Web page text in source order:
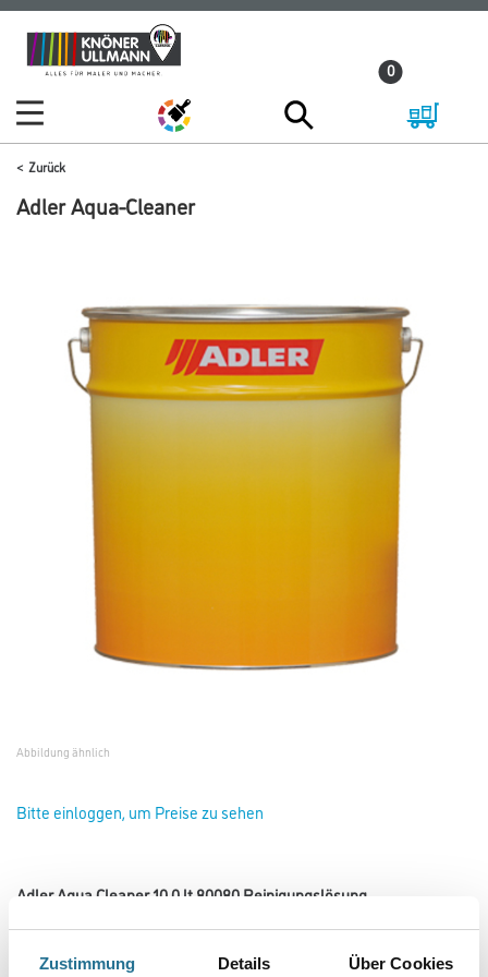
Zustimmung Details Über Cookies
Zum
Inhalt
Zum
Navigationsmenü
0
Zurück
Adler Aqua-Cleaner
Abbildung ähnlich
Bitte einloggen, um Preise zu sehen
Adler Aqua Cleaner 10,0 lt 80080 Reinigungslösung
Art-Nr.:1040-000072
Reinigungslösung für die Wasserlackverarbeitung 1:1 mit Wasser